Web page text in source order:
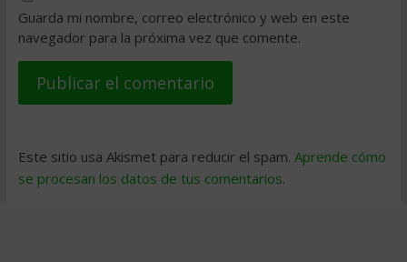
Guarda mi nombre, correo electrónico y web en este
navegador para la próxima vez que comente.
Este sitio usa Akismet para reducir el spam. Aprende cómo
se procesan los datos de tus comentarios.